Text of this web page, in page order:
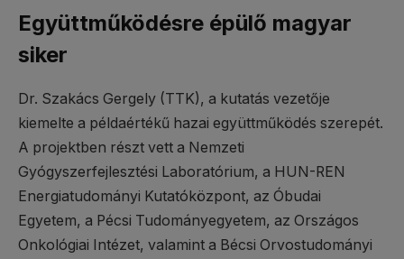
Együttműködésre épülő magyar
siker
Dr. Szakács Gergely (TTK), a kutatás vezetője
kiemelte a példaértékű hazai együttműködés szerepét.
A projektben részt vett a Nemzeti
Gyógyszerfejlesztési Laboratórium, a HUN-REN
Energiatudományi Kutatóközpont, az Óbudai
Egyetem, a Pécsi Tudományegyetem, az Országos
Onkológiai Intézet, valamint a Bécsi Orvostudományi